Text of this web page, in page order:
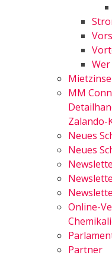
Wer
MM
Zalando-
Neues
Neues
Online-
Partner